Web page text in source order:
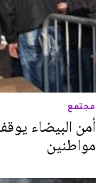
مجتمع
أمن البيضاء
مواطنين